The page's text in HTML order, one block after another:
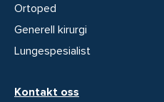
Ortoped
Generell kirurgi
Lungespesialist
Kontakt oss